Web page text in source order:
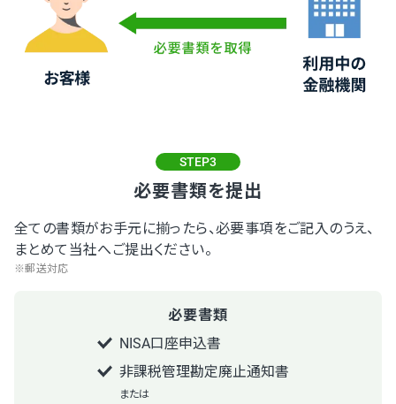
STEP3
必要書類を提出
全ての書類がお手元に揃ったら、必要事項をご記入のうえ、
まとめて当社へご提出ください。
※郵送対応
必要書類
NISA口座申込書
非課税管理勘定廃止通知書
または